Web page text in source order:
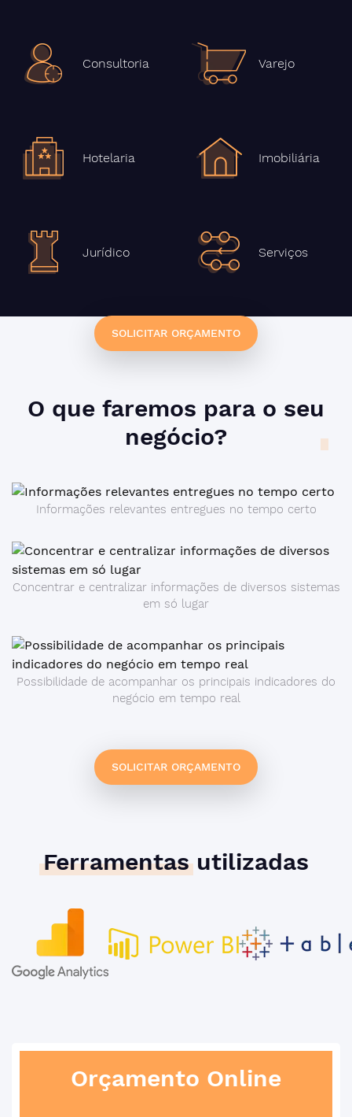
Consultoria Varejo
Hotelaria Imobiliária
Jurídico Serviços
SOLICITAR ORÇAMENTO
O que faremos para o seu
negócio?
Informações relevantes entregues no tempo certo
Concentrar e centralizar informações de diversos sistemas
em só lugar
Possibilidade de acompanhar os principais indicadores do
negócio em tempo real
SOLICITAR ORÇAMENTO
Ferramentasutilizadas
Orçamento Online